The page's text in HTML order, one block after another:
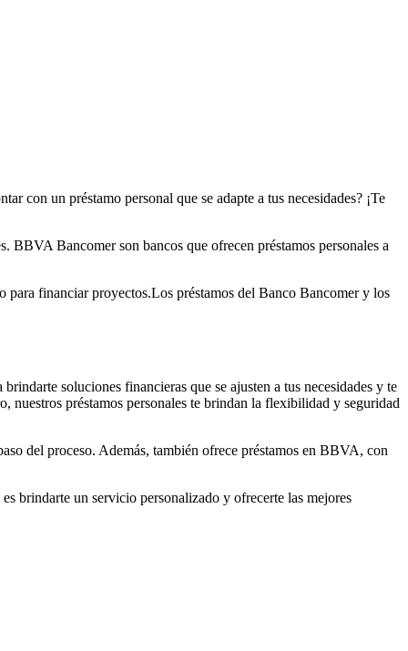
con un préstamo personal que se adapte a tus necesidades? ¡Te
BBVA Bancomer son bancos que ofrecen préstamos personales a
para financiar proyectos.Los préstamos del Banco Bancomer y los
soluciones financieras que se ajusten a tus necesidades y te
nuestros préstamos personales te brindan la flexibilidad y seguridad
del proceso. Además, también ofrece préstamos en BBVA, con
brindarte un servicio personalizado y ofrecerte las mejores